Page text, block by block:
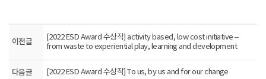
이전글
[2022 ESD Award 수상작] activity based, low cost initiative –
from waste to experiential play, learning and development
다음글 [2022 ESD Award 수상작] To us, by us and for our change